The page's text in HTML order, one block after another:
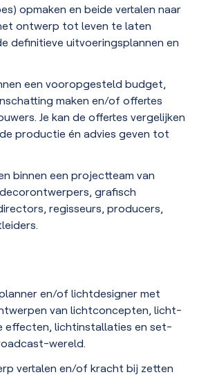
opmaken en beide vertalen naar
ontwerp tot leven te laten
definitieve uitvoeringsplannen en
een vooropgesteld budget,
maken en/of offertes
Je kan de offertes vergelijken
productie én advies geven tot
binnen een projectteam van
grafisch
regisseurs, producers,
en/of lichtdesigner met
van lichtconcepten, licht-
effecten, lichtinstallaties en set-
wereld.
vertalen en/of kracht bij zetten